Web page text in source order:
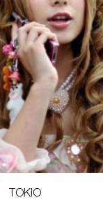
ТОКІО